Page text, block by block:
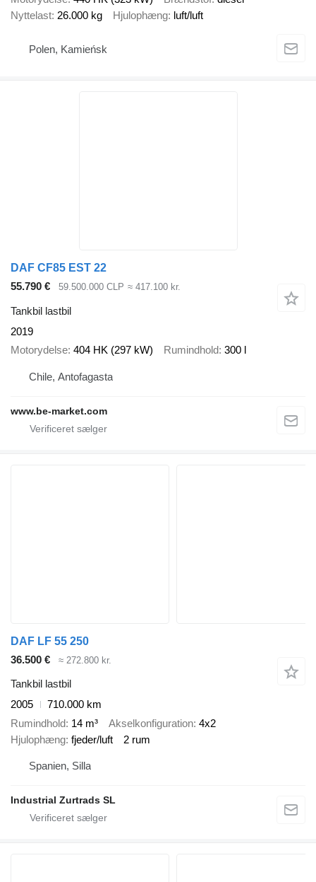
Nyttelast 26.000 kg Hjulophæng luft/luft
Polen, Kamieńsk
DAF CF85 EST 22
55.790 €
59.500.000 CLP ≈ 417.100 kr.
Tankbil lastbil
2019
Motorydelse 404 HK (297 kW) Rumindhold 300 l
Chile, Antofagasta
www.be-market.com
DAF LF 55 250
36.500 €
≈ 272.800 kr.
Tankbil lastbil
2005
710.000 km
Rumindhold 14 m³ Akselkonfiguration 4x2
Hjulophæng fjeder/luft 2 rum
Spanien, Silla
Industrial Zurtrads SL